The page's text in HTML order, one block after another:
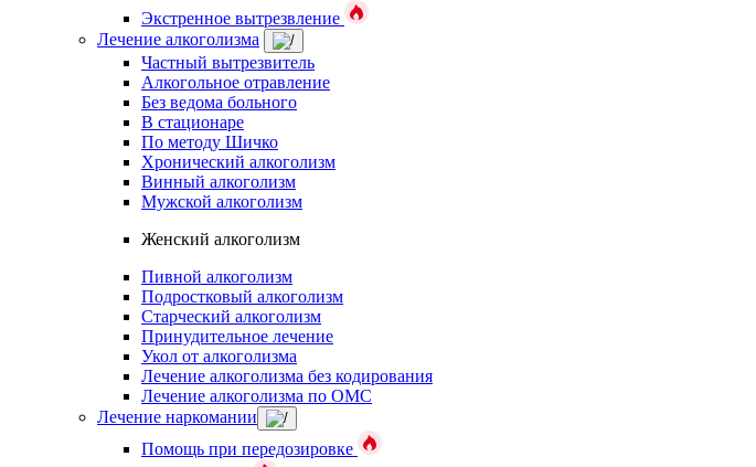
Экстренное вытрезвление
Лечение алкоголизма
Частный вытрезвитель
Алкогольное отравление
Без ведома больного
В стационаре
По методу Шичко
Хронический алкоголизм
Винный алкоголизм
Мужской алкоголизм
Женский алкоголизм
Пивной алкоголизм
Подростковый алкоголизм
Старческий алкоголизм
Принудительное лечение
Укол от алкоголизма
Лечение алкоголизма без кодирования
Лечение алкоголизма по ОМС
Лечение наркомании
Помощь при передозировке